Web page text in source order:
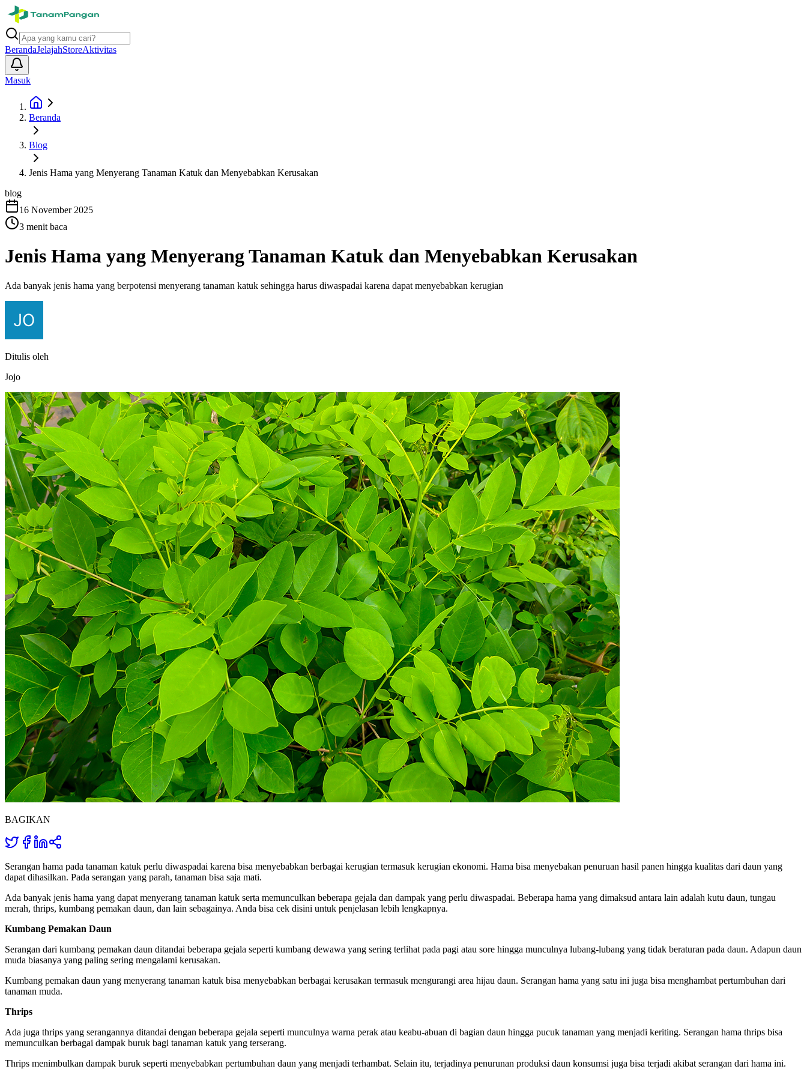
BerandaJelajahStoreAktivitas
Masuk
Beranda
Blog
Jenis Hama yang Menyerang Tanaman Katuk dan Menyebabkan Kerusakan
blog
16 November 2025
3 menit baca
Jenis Hama yang Menyerang Tanaman Katuk dan Menyebabkan Kerusakan
Ada banyak jenis hama yang berpotensi menyerang tanaman katuk sehingga harus diwaspadai karena dapat menyebabkan kerugian
Ditulis oleh
Jojo
BAGIKAN
Serangan hama pada tanaman katuk perlu diwaspadai karena bisa menyebabkan berbagai kerugian termasuk kerugian ekonomi. Hama bisa menyebakan penuruan hasil panen hingga kualitas dari daun yang
dapat dihasilkan. Pada serangan yang parah, tanaman bisa saja mati.
Ada banyak jenis hama yang dapat menyerang tanaman katuk serta memunculkan beberapa gejala dan dampak yang perlu diwaspadai. Beberapa hama yang dimaksud antara lain adalah kutu daun, tungau
merah, thrips, kumbang pemakan daun, dan lain sebagainya. Anda bisa cek disini untuk penjelasan lebih lengkapnya.
Kumbang Pemakan Daun
Serangan dari kumbang pemakan daun ditandai beberapa gejala seperti kumbang dewawa yang sering terlihat pada pagi atau sore hingga munculnya lubang-lubang yang tidak beraturan pada daun. Adapun daun
muda biasanya yang paling sering mengalami kerusakan.
Kumbang pemakan daun yang menyerang tanaman katuk bisa menyebabkan berbagai kerusakan termasuk mengurangi area hijau daun. Serangan hama yang satu ini juga bisa menghambat pertumbuhan dari
tanaman muda.
Thrips
Ada juga thrips yang serangannya ditandai dengan beberapa gejala seperti munculnya warna perak atau keabu-abuan di bagian daun hingga pucuk tanaman yang menjadi keriting. Serangan hama thrips bisa
memunculkan berbagai dampak buruk bagi tanaman katuk yang terserang.
Thrips menimbulkan dampak buruk seperti menyebabkan pertumbuhan daun yang menjadi terhambat. Selain itu, terjadinya penurunan produksi daun konsumsi juga bisa terjadi akibat serangan dari hama ini.